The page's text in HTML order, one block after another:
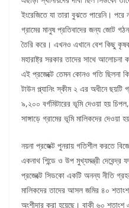
ইংরেজিতে যা তারা বুঝতে পারেনি। পরে
গ্রামের মানুষ প্রতিবাদের জন্য জোট
তৈরি করে। এখনও এখানে বেশ কিছু
মহারাষ্ট্র সরকার তাদের সাথে আলোচনা
এই প্রজেক্টে তেমন কোনও গতি ছিলনা
টাউন প্ল্যানিং স্কীম ২ এর অধীনে ছয়টি
৯,২০০ বর্গমিটারের ভূমি দেওয়া হয়
সাঙ্গাড়ে গ্রামের ভূমি মালিকদের দেওয়া
নয়না প্রজেক্ট পুনরায় গতিশীল করতে
একনাথ শিন্ডে ও উপ মুখ্যমন্ত্রী দেবেন্দ্র
প্রজেক্টে সিডকো একটি অনন্য নীতি
মালিকদের তাদের আসল জমির ৪০
অংশীদার করা হয়েছে। বাকী ৬০ শতাংশ